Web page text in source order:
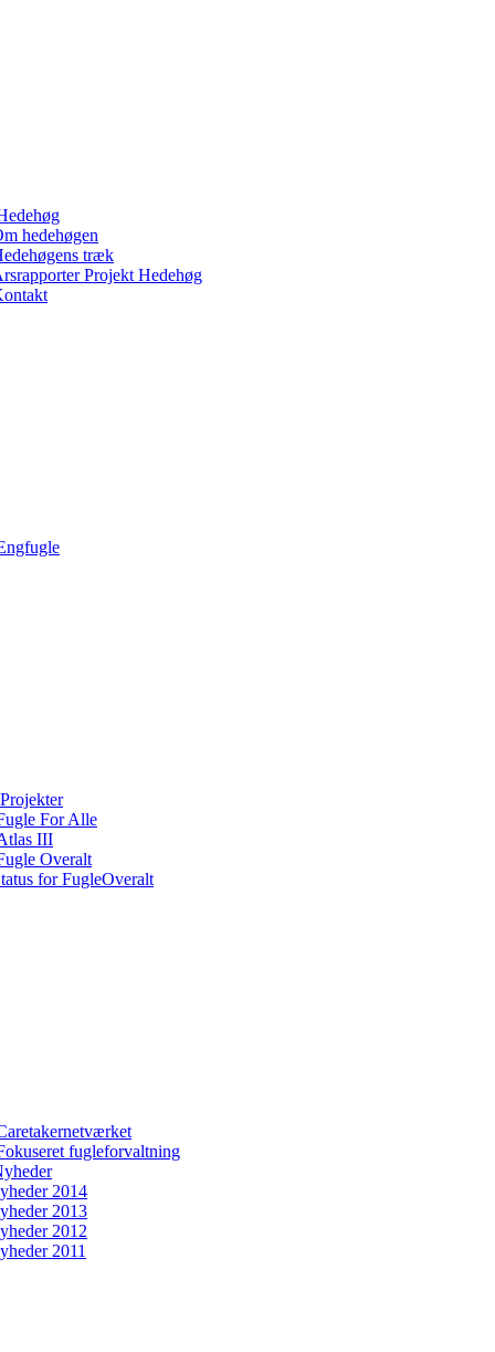
hedehøgen
træk
Projekt Hedehøg
Projekter
For Alle
III
Overalt
for FugleOveralt
fugleforvaltning
2014
2013
2012
2011